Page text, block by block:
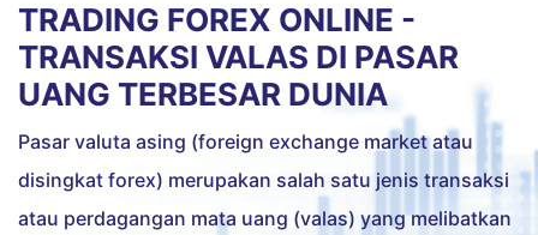
TRADING FOREX ONLINE -
TRANSAKSI VALAS DI PASAR
UANG TERBESAR DUNIA
Pasar valuta asing (foreign exchange market atau
disingkat forex) merupakan salah satu jenis transaksi
atau perdagangan mata uang (valas) yang melibatkan